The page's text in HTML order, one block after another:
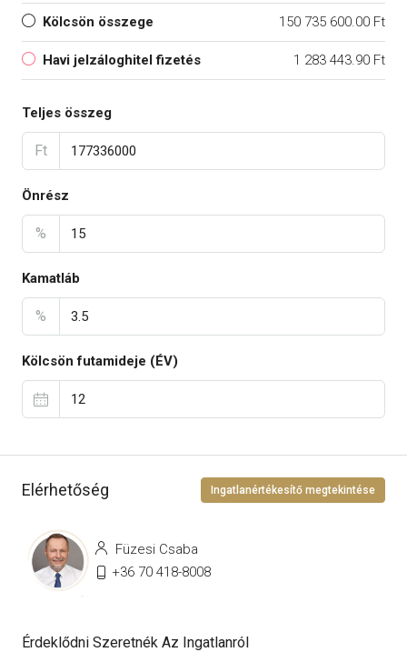
Kölcsön összege 150 735 600.00 Ft
Havi jelzáloghitel fizetés 1 283 443.90 Ft
Teljes összeg
Ft
Önrész
%
Kamatláb
%
Kölcsön futamideje (ÉV)
Elérhetőség Ingatlanértékesítő megtekintése
Füzesi Csaba
+36 70 418-8008
Érdeklődni Szeretnék Az Ingatlanról